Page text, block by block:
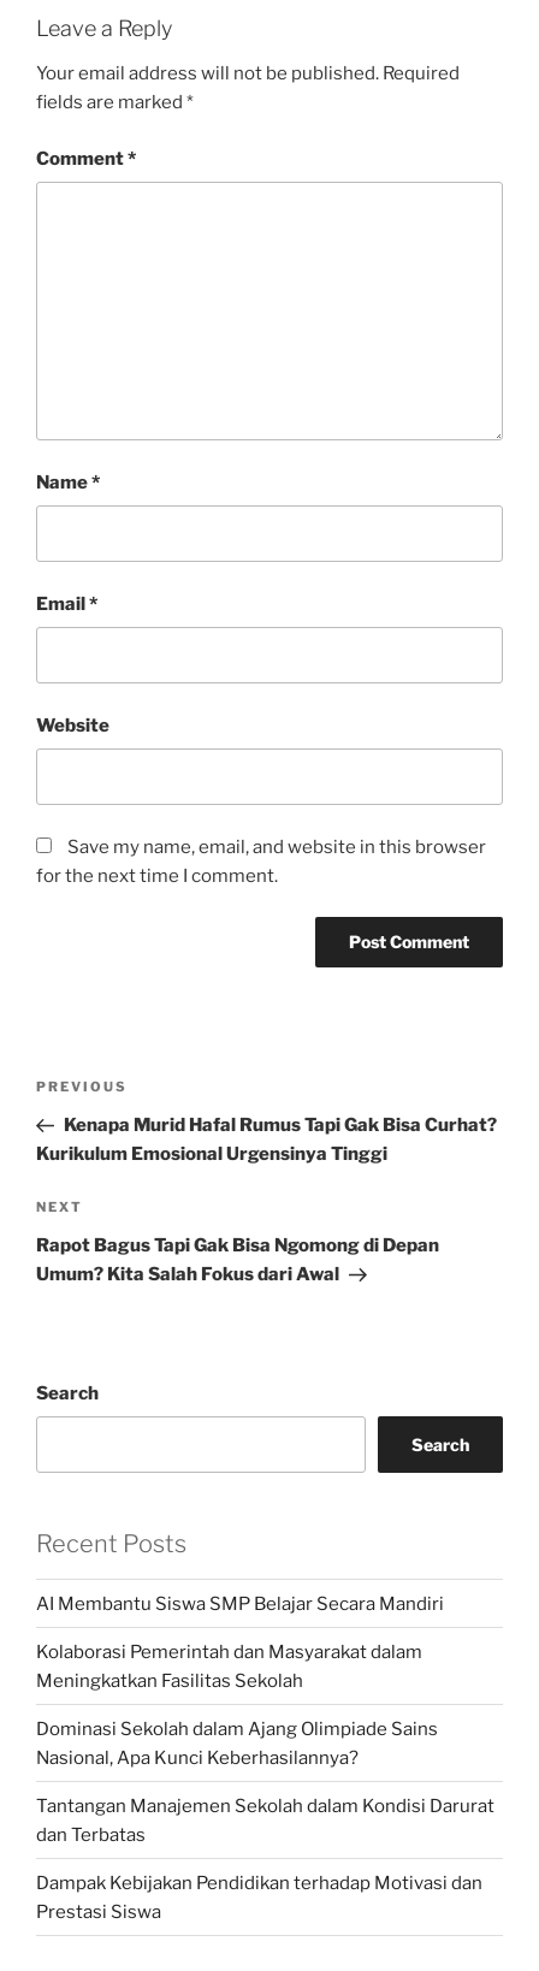
Leave a Reply
Your email address will not be published. Required
fields are marked *
Comment*
Name*
Email*
Website
Save my name, email, and website in this browser
for the next time I comment.
Previous
Post
PREVIOUS
Kenapa Murid Hafal Rumus Tapi Gak Bisa Curhat?
Kurikulum Emosional Urgensinya Tinggi
Next
Post
NEXT
Rapot Bagus Tapi Gak Bisa Ngomong di Depan
Umum? Kita Salah Fokus dari Awal
Search
Search
Recent Posts
AI Membantu Siswa SMP Belajar Secara Mandiri
Kolaborasi Pemerintah dan Masyarakat dalam
Meningkatkan Fasilitas Sekolah
Dominasi Sekolah dalam Ajang Olimpiade Sains
Nasional, Apa Kunci Keberhasilannya?
Tantangan Manajemen Sekolah dalam Kondisi Darurat
dan Terbatas
Dampak Kebijakan Pendidikan terhadap Motivasi dan
Prestasi Siswa